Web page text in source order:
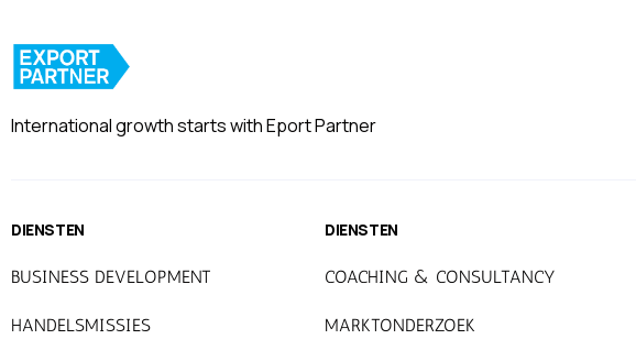
International growth starts with Eport Partner
DIENSTEN
BUSINESS DEVELOPMENT
HANDELSMISSIES
DIENSTEN
COACHING & CONSULTANCY
MARKTONDERZOEK